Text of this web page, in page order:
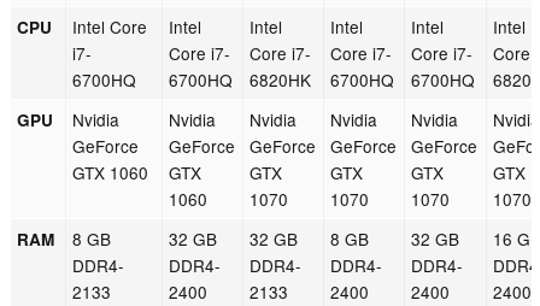
CPU
Intel Core
i7-
6700HQ
Intel
Core i7-
6700HQ
Intel
Core i7-
6820HK
Intel
Core i7-
6700HQ
Intel
Core i7-
6700HQ
Intel
Core
GPU
Nvidia
GeForce
GTX 1060
Nvidia
GeForce
GTX
1060
Nvidia
GeForce
GTX
1070
Nvidia
GeForce
GTX
1070
Nvidia
GeForce
GTX
1070
Nvidia
GTX
1070
RAM
8 GB
DDR4-
2133
32 GB
DDR4-
2400
32 GB
DDR4-
2133
8 GB
DDR4-
2400
32 GB
DDR4-
2400
16
2400